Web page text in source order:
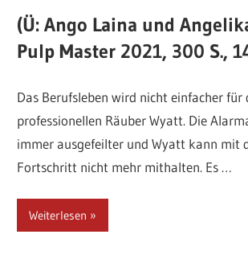
(Ü: Ango Laina und
Pulp Master 2021, 300 S.,
Das Berufsleben wird nicht einfacher für
professionellen Räuber Wyatt. Die
immer ausgefeilter und Wyatt kann mit
Fortschritt nicht mehr mithalten. Es …
Weiterlesen